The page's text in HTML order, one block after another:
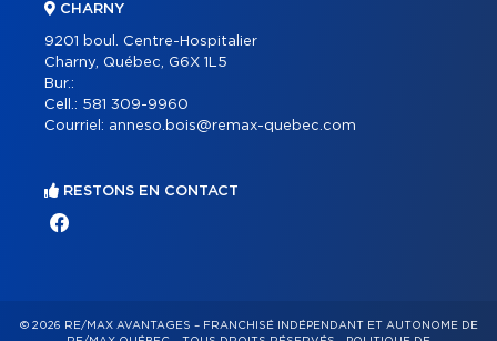
CHARNY
9201 boul. Centre-Hospitalier
Charny, Québec, G6X 1L5
Bur.:
Cell.: 581 309-9960
Courriel: anneso.bois@remax-quebec.com
RESTONS EN CONTACT
© 2026 RE/MAX AVANTAGES – FRANCHISÉ INDÉPENDANT ET AUTONOME DE